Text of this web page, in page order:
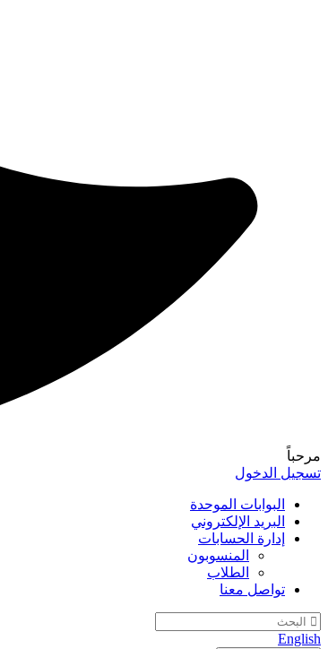
مرحباً
تسجيل الدخول
البوابات الموحدة
البريد الإلكتروني
إدارة الحسابات
المنسوبون
الطلاب
تواصل معنا
English